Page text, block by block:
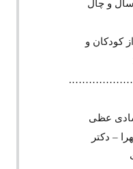
دیدگان جنسی زیر 18 سال و چال
کودکان و
عظی
– دکتر